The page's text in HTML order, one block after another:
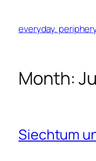
content
everyday.
Month:
Siechtum